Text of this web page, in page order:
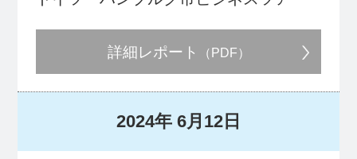
詳細レポート （PDF）
2024年 6月12日